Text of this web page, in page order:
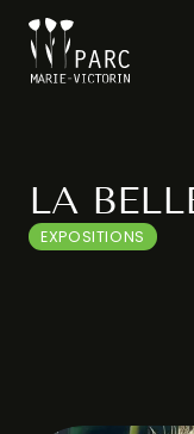
Aller
contenu
LA
EXPOSITIONS